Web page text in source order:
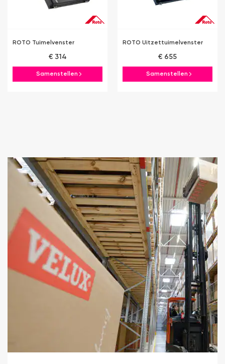
ROTO Tuimelvenster
€ 314
Samenstellen
ROTO Uitzettuimelvenster
€ 655
Samenstellen